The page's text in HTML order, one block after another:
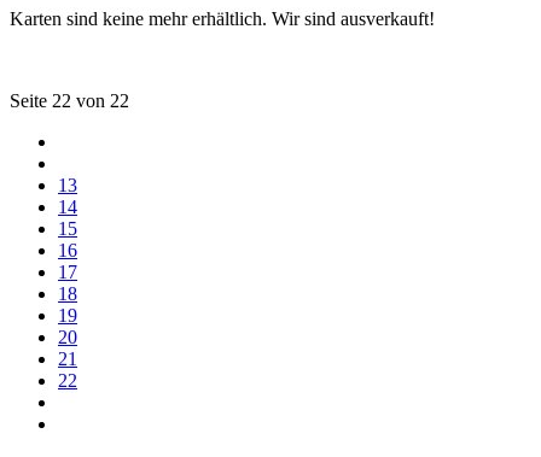
Karten sind keine mehr erhältlich. Wir sind ausverkauft!
Seite 22 von 22
13
14
15
16
17
18
19
20
21
22